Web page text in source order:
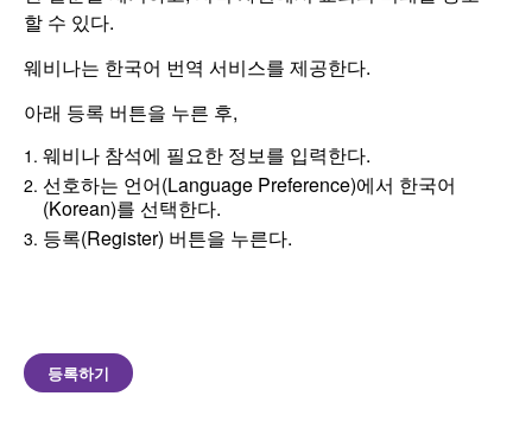
할 수 있다.
웨비나는 한국어 번역 서비스를 제공한다.
아래 등록 버튼을 누른 후,
웨비나 참석에 필요한 정보를 입력한다.
선호하는 언어(Language Preference)에서 한국어
(Korean)를 선택한다.
등록(Register) 버튼을 누른다.
등록하기